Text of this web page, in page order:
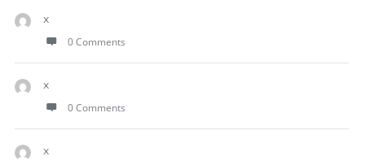
x
0 Comments
x
0 Comments
x